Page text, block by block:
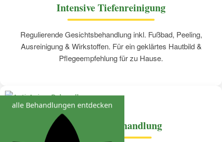
Intensive Tiefenreinigung
Regulierende Gesichtsbehandlung inkl. Fußbad, Peeling,
Ausreinigung & Wirkstoffen. Für ein geklärtes Hautbild &
Pflegeempfehlung für zu Hause.
Anti-Aging-Behandlung
alle Behandlungen entdecken